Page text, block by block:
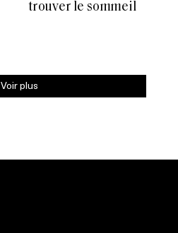
trouver le sommeil
Voir plus